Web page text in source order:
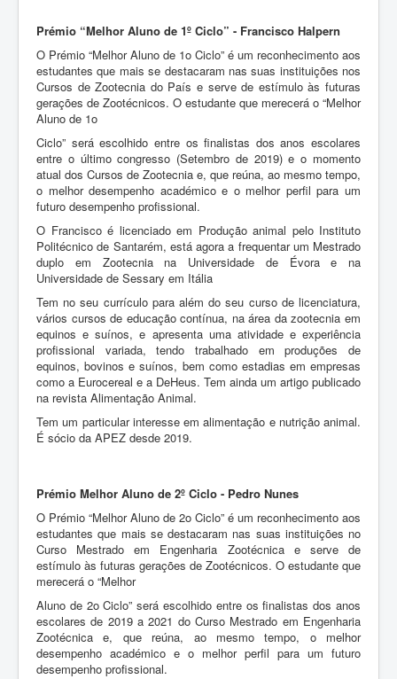
Prémio “Melhor Aluno de 1º Ciclo” - Francisco Halpern
O Prémio “Melhor Aluno de 1o Ciclo” é um reconhecimento aos
estudantes que mais se destacaram nas suas instituições nos
Cursos de Zootecnia do País e serve de estímulo às futuras
gerações de Zootécnicos. O estudante que merecerá o “Melhor
Aluno de 1o
Ciclo” será escolhido entre os finalistas dos anos escolares
entre o último congresso (Setembro de 2019) e o momento
atual dos Cursos de Zootecnia e, que reúna, ao mesmo tempo,
o melhor desempenho académico e o melhor perfil para um
futuro desempenho profissional.
O Francisco é licenciado em Produção animal pelo Instituto
Politécnico de Santarém, está agora a frequentar um Mestrado
duplo em Zootecnia na Universidade de Évora e na
Universidade de Sessary em Itália
Tem no seu currículo para além do seu curso de licenciatura,
vários cursos de educação contínua, na área da zootecnia em
equinos e suínos, e apresenta uma atividade e experiência
profissional variada, tendo trabalhado em produções de
equinos, bovinos e suínos, bem como estadias em empresas
como a Eurocereal e a DeHeus. Tem ainda um artigo publicado
na revista Alimentação Animal.
Tem um particular interesse em alimentação e nutrição animal.
É sócio da APEZ desde 2019.
Prémio Melhor Aluno de 2º Ciclo - Pedro Nunes
O Prémio “Melhor Aluno de 2o Ciclo” é um reconhecimento aos
estudantes que mais se destacaram nas suas instituições no
Curso Mestrado em Engenharia Zootécnica e serve de
estímulo às futuras gerações de Zootécnicos. O estudante que
merecerá o “Melhor
Aluno de 2o Ciclo” será escolhido entre os finalistas dos anos
escolares de 2019 a 2021 do Curso Mestrado em Engenharia
Zootécnica e, que reúna, ao mesmo tempo, o melhor
desempenho académico e o melhor perfil para um futuro
desempenho profissional.